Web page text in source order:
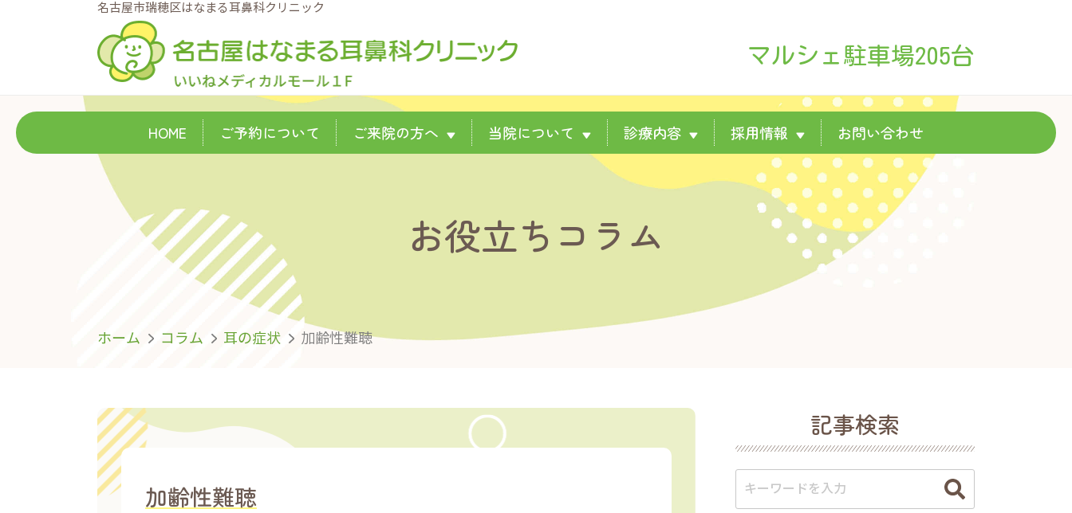
名古屋市瑞穂区はなまる耳鼻科クリニック
マルシェ駐車場205台
HOME ご予約について ご来院の方へ ▼ 当院について ▼ 診療内容 ▼ 採用情報 ▼ お問い合わせ
お役立ちコラム
ホーム コラム 耳の症状 加齢性難聴
加齢性難聴
記事検索